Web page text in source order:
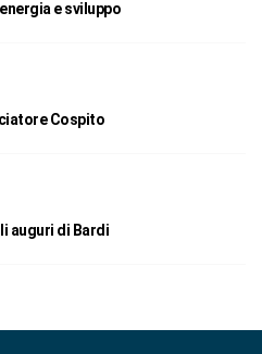
e sviluppo
Cospito
auguri di Bardi